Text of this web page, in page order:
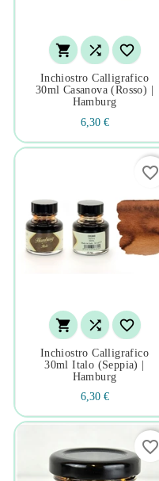
  
Inchiostro Calligrafico
30ml Casanova (rosso) |
Hamburg
6,30 €
  
Inchiostro Calligrafico
30ml Italo (seppia) |
Hamburg
6,30 €
favorite_border
favorite_border